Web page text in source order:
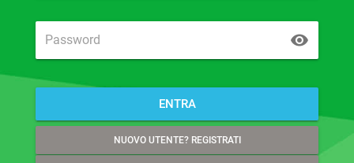
ENTRA
NUOVO UTENTE? REGISTRATI